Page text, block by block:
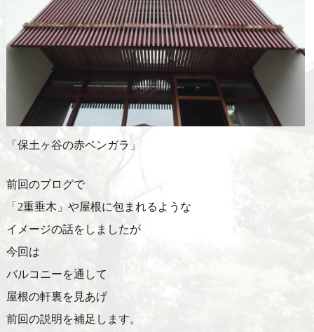
「保土ヶ谷の赤ベンガラ」
前回のブログで
「2重垂木」や屋根に包まれるような
イメージの話をしましたが
今回は
バルコニーを通して
屋根の軒裏を見あげ
前回の説明を補足します。